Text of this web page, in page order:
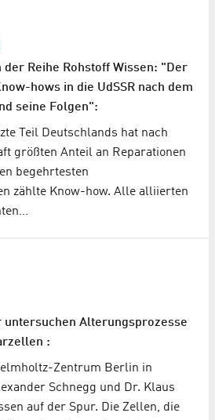
der Reihe Rohstoff Wissen: "Der
hows in die UdSSR nach dem
seine Folgen":
Teil Deutschlands hat nach
größten Anteil an Reparationen
begehrtesten
zählte Know-how. Alle alliierten
Alterungsprozesse
:
Zentrum Berlin in
Schnegg und Dr. Klaus
auf der Spur. Die Zellen, die